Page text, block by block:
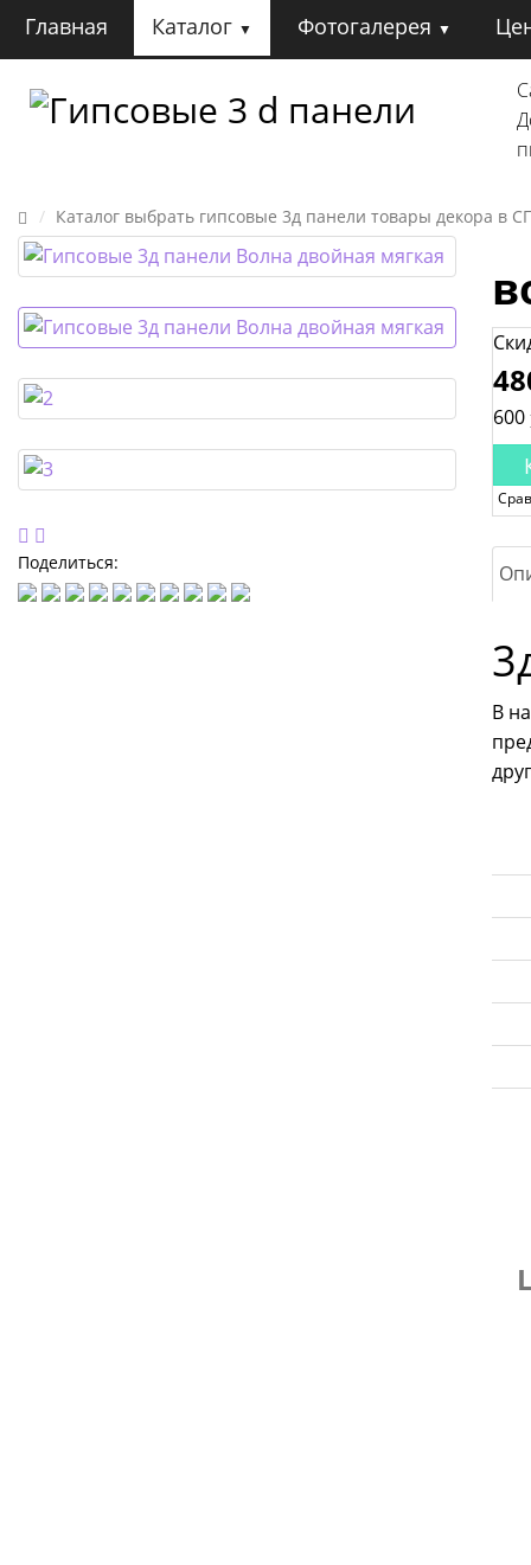
Главная Каталог Фотогалерея
Гипсовые 3 d панели
Каталог выбрать гипсовые 3д панели товары декора в
Поделиться:
600
В